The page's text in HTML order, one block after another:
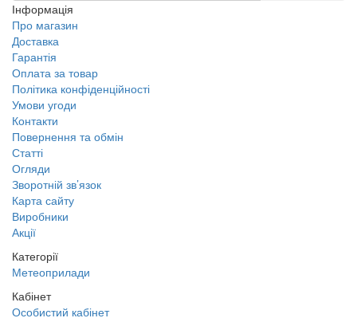
Інформація
Про магазин
Доставка
Гарантія
Оплата за товар
Політика конфіденційності
Умови угоди
Контакти
Повернення та обмін
Статті
Огляди
Зворотній зв’язок
Карта сайту
Виробники
Акції
Категорії
Метеоприлади
Кабінет
Особистий кабінет